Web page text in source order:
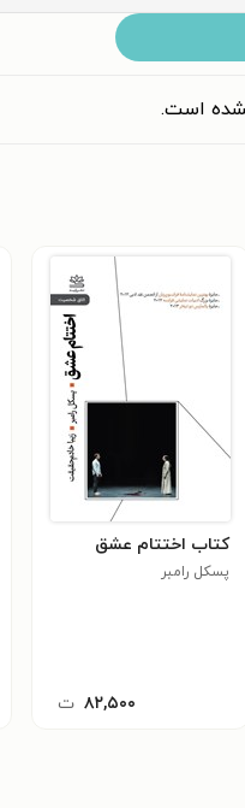
است.
کتاب اختتام عشق
پسکل رامبر
۸۲,۵۰۰ ت